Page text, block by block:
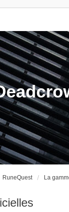
RuneQuest La